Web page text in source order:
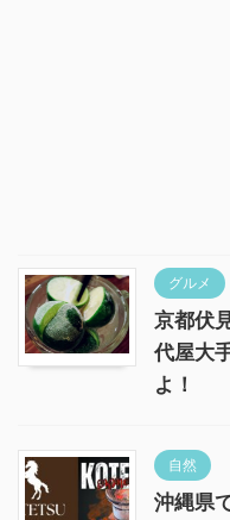
グルメ
京都伏
代屋大
よ！
自然
沖縄県